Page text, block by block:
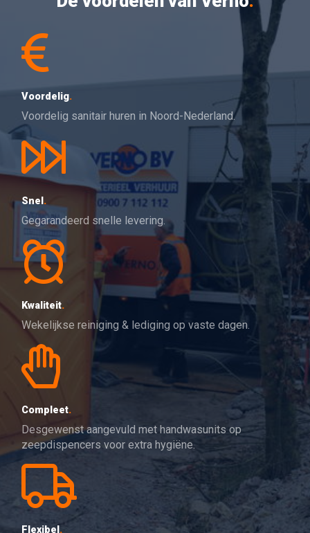
Voordelig.
Voordelig sanitair huren in Noord-Nederland.
Snel .
Gegarandeerd snelle levering.
Kwaliteit.
Wekelijkse reiniging & lediging op vaste dagen.
Compleet.
Desgewenst aangevuld met handwasunits op
zeepdispencers voor extra hygiëne.
Flexibel .